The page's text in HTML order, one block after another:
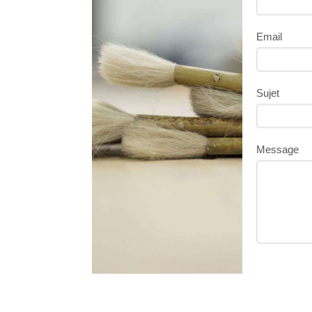
Email
Sujet
Message